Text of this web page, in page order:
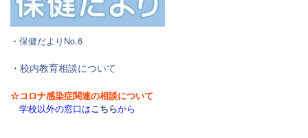
・ 保健だよりNo.6
・ 校内教育相談について
☆コロナ感染症関連の相談について
学校以外の窓口はこちらから